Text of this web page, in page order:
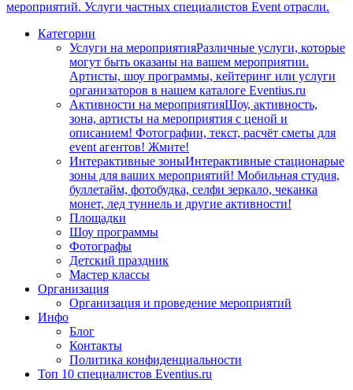
Категории
Услуги на мероприятияРазличные услуги, которые
могут быть оказаны на вашем мероприятии.
Артисты, шоу программы, кейтеринг или услуги
организаторов в нашем каталоге Eventius.ru
Активности на мероприятияШоу, активность,
зона, артисты на мероприятия с ценой и
описанием! Фотографии, текст, расчёт сметы для
event агентов! Жмите!
Интерактивные зоныИнтерактивные стационарые
зоны для ваших мероприятий! Мобильная студия,
буллетайм, фотобудка, селфи зеркало, чеканка
монет, лед туннель и другие активности!
Площадки
Шоу программы
Фотографы
Детский праздник
Мастер классы
Организация
Организация и проведение мероприятий
Инфо
Блог
Контакты
Политика конфиденциальности
Топ 10 специалистов Eventius.ru